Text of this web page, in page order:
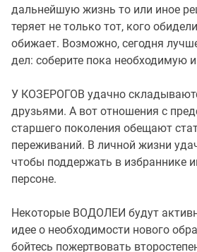
дальнейшую жизнь то или иное
теряет не только тот, кого
обижает. Возможно, сегодня
дел: соберите пока необходимую
У КОЗЕРОГОВ удачно
друзьями. А вот отношения с
старшего поколения обещают
переживаний. В личной жизни
чтобы поддержать в избраннике
персоне.
Некоторые ВОДОЛЕИ будут
идее о необходимости нового
бойтесь пожертвовать